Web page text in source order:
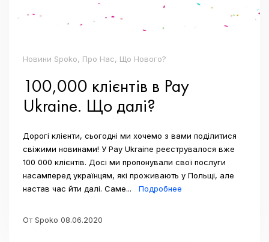
Новини Spoko, Про Нас, Що Нового?
100,000 клієнтів в Pay
Ukraine. Що далі?
Дорогі клієнти, сьогодні ми хочемо з вами поділитися
свіжими новинами! У Pay Ukraine реєструвалося вже
100 000 клієнтів. Досі ми пропонували свої послуги
насамперед українцям, які проживають у Польщі, але
настав час йти далі. Саме...
Подробнее
От Spoko 08.06.2020